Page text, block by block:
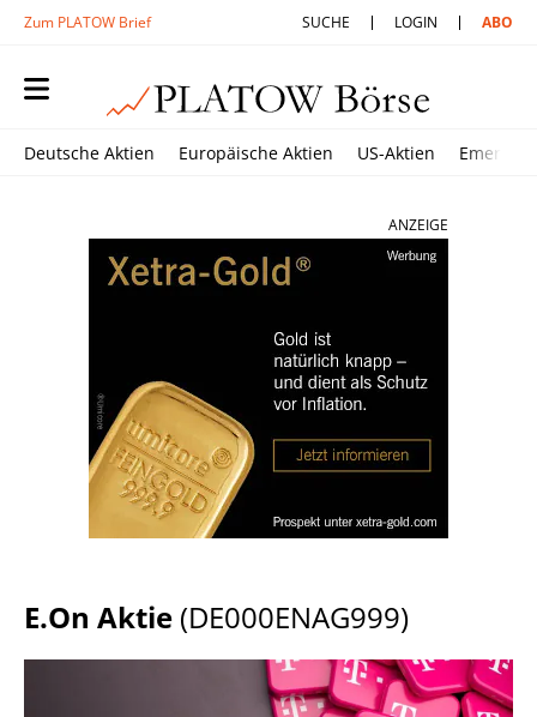
Zum PLATOW Brief SUCHE LOGIN ABO
Deutsche Aktien Europäische Aktien US-Aktien
ANZEIGE
E.On Aktie (DE000ENAG999)